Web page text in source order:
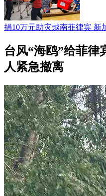
捐10万元助灾越南菲律宾 新
台风“海鸥”给菲律
人紧急撤离